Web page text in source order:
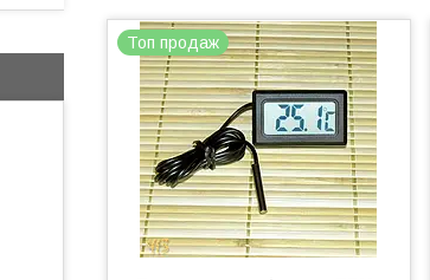
Топ продаж